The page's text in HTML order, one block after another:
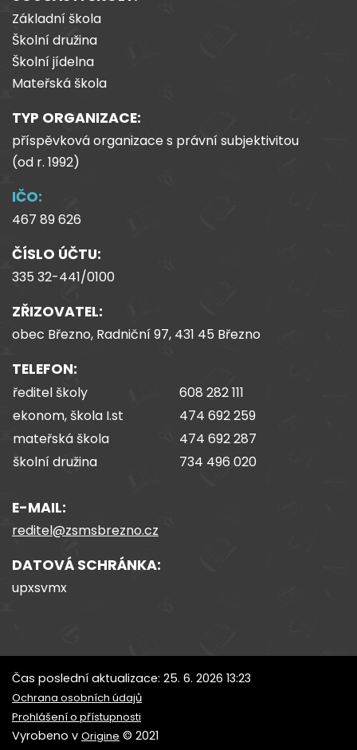
Základní škola
Školní družina
Školní jídelna
Mateřská škola
TYP ORGANIZACE:
příspěvková organizace s právní subjektivitou
(od r. 1992)
IČO:
467 89 626
ČÍSLO ÚČTU:
335 32-441/0100
ZŘIZOVATEL:
obec Březno, Radniční 97, 431 45 Březno
TELEFON:
ředitel školy
608 282 111
ekonom, škola I.st
474 692 259
mateřská škola
474 692 287
školní družina
734 496 020
E-MAIL:
reditel@zsmsbrezno.cz
DATOVÁ SCHRÁNKA:
upxsvmx
Čas poslední aktualizace: 25. 6. 2026 13:23
Ochrana osobních údajů
Prohlášení o přístupnosti
Vyrobeno v Origine © 2021